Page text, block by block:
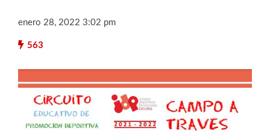
enero 28, 2022 3:02 pm
563